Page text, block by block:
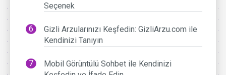
Seçenek
Gizli Arzularınızı Keşfedin: GizliArzu.com ile
Kendinizi Tanıyın
Mobil Görüntülü Sohbet ile Kendinizi